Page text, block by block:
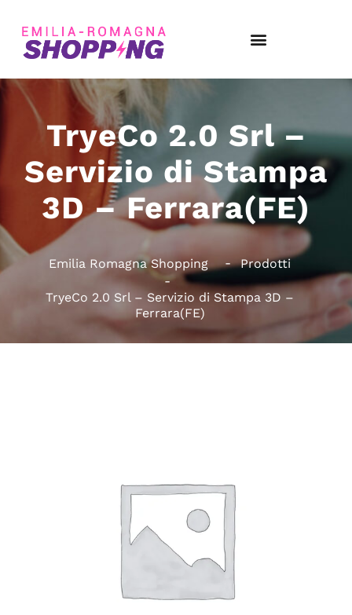
TryeCo 2.0 Srl –
Servizio di Stampa
3D – Ferrara(FE)
Emilia Romagna Shopping Prodotti
TryeCo 2.0 Srl – Servizio di Stampa 3D –
Ferrara(FE)